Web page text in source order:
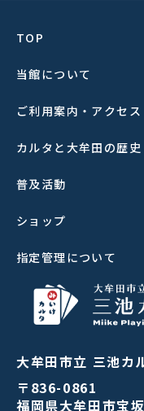
TOP
当館について
ご利用案内・アクセス
カルタと大牟田の歴史
普及活動
ショップ
指定管理について
大牟田市立 三池カ
〒836-0861
福岡県大牟田市宝